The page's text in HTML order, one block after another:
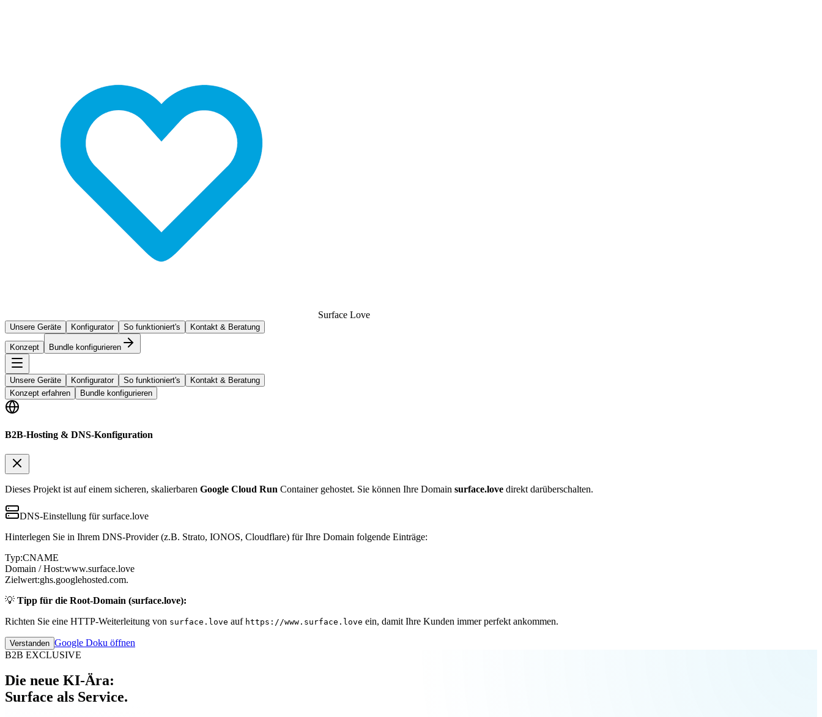
Surface Love
Unsere Geräte Konfigurator So funktioniert's Kontakt & Beratung
Konzept Bundle konfigurieren
Unsere Geräte Konfigurator So funktioniert's
Kontakt & Beratung
Konzept erfahren
Bundle konfigurieren
B2B-Hosting & DNS-Konfiguration
Dieses Projekt ist auf einem sicheren, skalierbaren Google Cloud Run Container gehostet. Sie können Ihre Domain surface.love direkt darüberschalten.
DNS-Einstellung für surface.love
Hinterlegen Sie in Ihrem DNS-Provider (z.B. Strato, IONOS, Cloudflare) für Ihre Domain folgende Einträge:
Typ:CNAME
Domain / Host:www.surface.love
Zielwert:ghs.googlehosted.com.
💡 Tipp für die Root-Domain (surface.love):
Richten Sie eine HTTP-Weiterleitung von surface.love auf https://www.surface.love ein, damit Ihre Kunden immer perfekt ankommen.
Verstanden Google Doku öffnen
B2B EXCLUSIVE
Die neue KI-Ära:
Surface als Service.